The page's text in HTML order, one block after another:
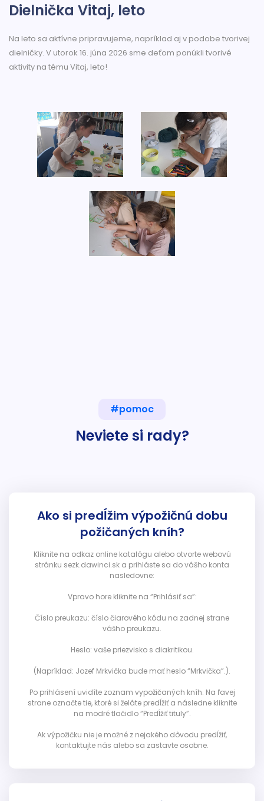
Dielnička Vitaj, leto
Na leto sa aktívne pripravujeme, napríklad aj v podobe tvorivej
dielničky. V utorok 16. júna 2026 sme deťom ponúkli tvorivé
aktivity na tému Vitaj, leto!
#pomoc
Neviete si rady?
Ako si predĺžim výpožičnú dobu
požičaných kníh?
Kliknite na odkaz online katalógu alebo otvorte webovú
stránku sezk.dawinci.sk a prihláste sa do vášho konta
nasledovne:
Vpravo hore kliknite na “Prihlásiť sa”:
Číslo preukazu: číslo čiarového kódu na zadnej strane
vášho preukazu.
Heslo: vaše priezvisko s diakritikou.
(Napríklad: Jozef Mrkvička bude mať heslo “Mrkvička”.).
Po prihlásení uvidíte zoznam vypožičaných kníh. Na ľavej
strane označte tie, ktoré si želáte predĺžiť a následne kliknite
na modré tlačidlo “Predĺžiť tituly”.
Ak výpožičku nie je možné z nejakého dôvodu predĺžiť,
kontaktujte nás alebo sa zastavte osobne.